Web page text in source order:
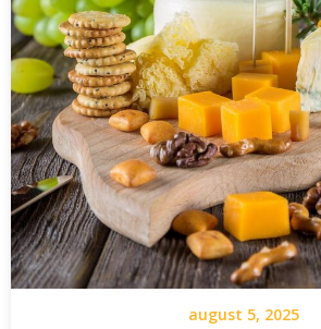
august 5, 2025